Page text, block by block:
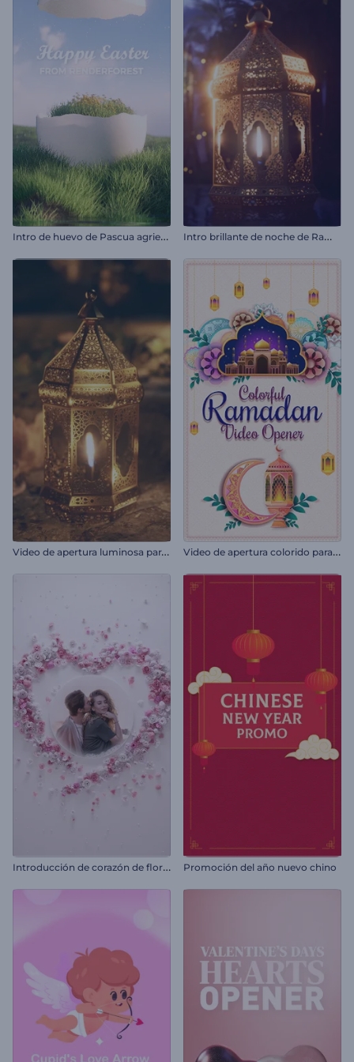
I
ntro de huevo de Pascua agrietado I
ntro brillante de noche de Ramadán
V
ideo de apertura luminosa para Ramadán V
ideo de apertura colorido para Ramadán
I
ntroducción de corazón de flores para San Valentín Promoción del año nuevo chino